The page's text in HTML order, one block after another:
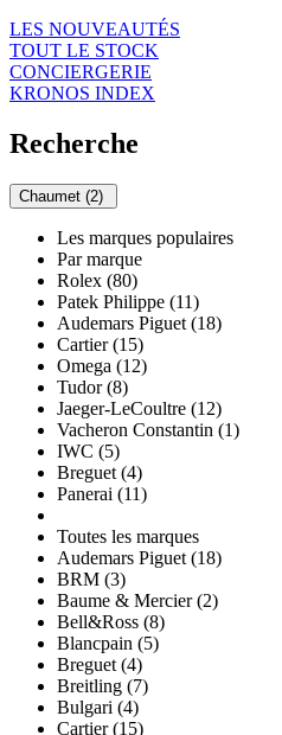
LES NOUVEAUTÉS
TOUT LE STOCK
CONCIERGERIE
KRONOS INDEX
Recherche
Chaumet (2)
Les marques populaires
Par marque
Rolex (80)
Patek Philippe (11)
Audemars Piguet (18)
Cartier (15)
Omega (12)
Tudor (8)
Jaeger-LeCoultre (12)
Vacheron Constantin (1)
IWC (5)
Breguet (4)
Panerai (11)
Toutes les marques
Audemars Piguet (18)
BRM (3)
Baume & Mercier (2)
Bell&Ross (8)
Blancpain (5)
Breguet (4)
Breitling (7)
Bulgari (4)
Cartier (15)